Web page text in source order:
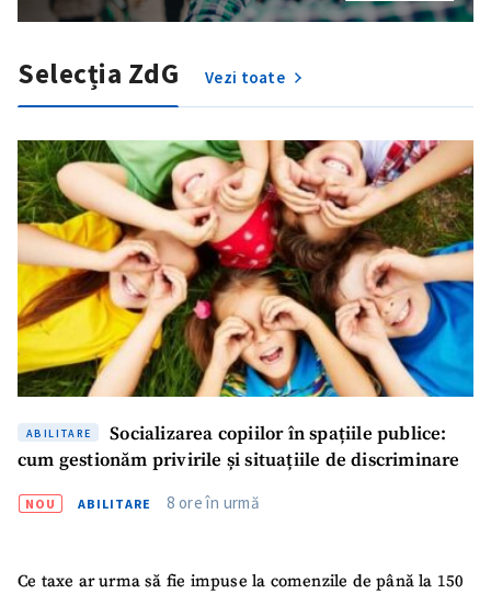
Selecția ZdG Vezi toate
ABILITARE
Socializarea copiilor în spațiile publice:
cum gestionăm privirile și situațiile de discriminare
NOU ABILITARE 8 ore în urmă
Ce taxe ar urma să fie impuse la comenzile de până la 150
ȘTIREA MEA